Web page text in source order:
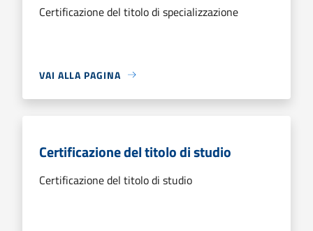
Certificazione del titolo di specializzazione
VAI ALLA PAGINA
Certificazione del titolo di studio
Certificazione del titolo di studio